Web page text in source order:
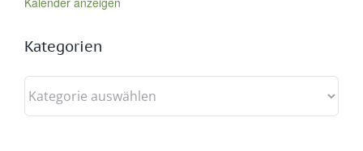
Kategorien
Kategorien